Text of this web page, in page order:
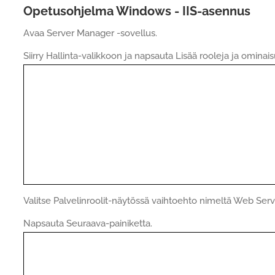
Opetusohjelma Windows - IIS-asennus
Avaa Server Manager -sovellus.
Siirry Hallinta-valikkoon ja napsauta Lisää rooleja ja
Valitse Palvelinroolit-näytössä vaihtoehto nimeltä Web
Napsauta Seuraava-painiketta.